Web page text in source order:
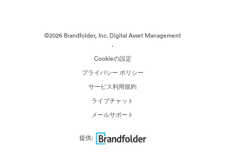
©2026 Brandfolder, Inc. Digital Asset Management
·
Cookieの設定
プライバシー ポリシー
サービス利用規約
ライブチャット
メールサポート
提供: